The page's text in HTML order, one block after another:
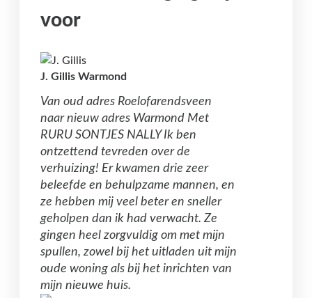
voor
J. Gillis Warmond
Van oud adres Roelofarendsveen
naar nieuw adres Warmond Met
RURU SONTJES NALLY Ik ben
ontzettend tevreden over de
verhuizing! Er kwamen drie zeer
beleefde en behulpzame mannen, en
ze hebben mij veel beter en sneller
geholpen dan ik had verwacht. Ze
gingen heel zorgvuldig om met mijn
spullen, zowel bij het uitladen uit mijn
oude woning als bij het inrichten van
mijn nieuwe huis.